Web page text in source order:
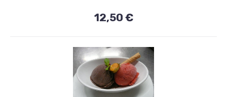
glacé
€
12,50 €